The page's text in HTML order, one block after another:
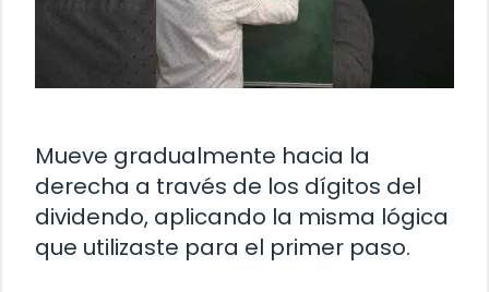
Mueve gradualmente hacia la
derecha a través de los dígitos del
dividendo, aplicando la misma lógica
que utilizaste para el primer paso.